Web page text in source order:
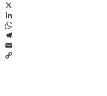
Facebook
X
LinkedIn
WhatsApp
Telegram
Email